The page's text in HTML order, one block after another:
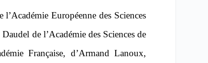
Européenne des Sciences
de l’Académie des Sciences de
Française, d’Armand Lanoux,